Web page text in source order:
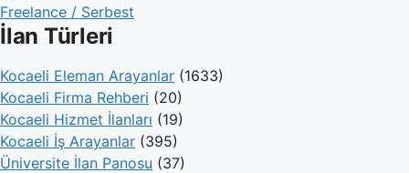
Freelance / Serbest
İlan Türleri
Kocaeli Eleman Arayanlar (1633)
Kocaeli Firma Rehberi (20)
Kocaeli Hizmet İlanları (19)
Kocaeli İş Arayanlar (395)
Üniversite İlan Panosu (37)